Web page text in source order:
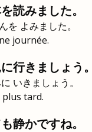
読みました。
を よみました。
journée.
行きましょう。
いきましょう。
tard.
静かですね。